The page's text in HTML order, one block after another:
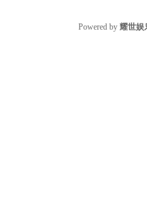
Powered by 耀世娱